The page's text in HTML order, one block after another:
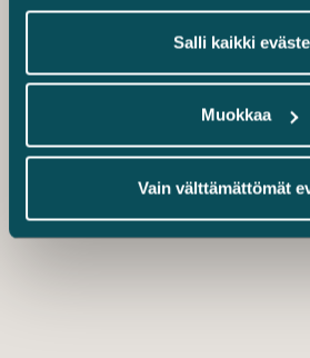
Salli kaikki
Muokkaa
Vain välttämättömät